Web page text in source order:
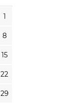
1
8
15
22
29